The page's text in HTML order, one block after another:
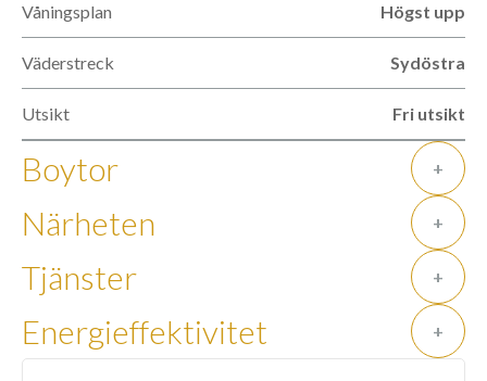
Våningsplan Högst upp
Väderstreck Sydöstra
Utsikt Fri utsikt
Boytor +
Närheten +
Tjänster +
Energieffektivitet +